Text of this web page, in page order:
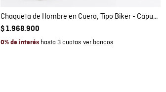
Chaqueta de Hombre en Cuero, Tipo Biker - Capucha Removible
$ 1.968.900
0% de interés hasta 3 cuotas